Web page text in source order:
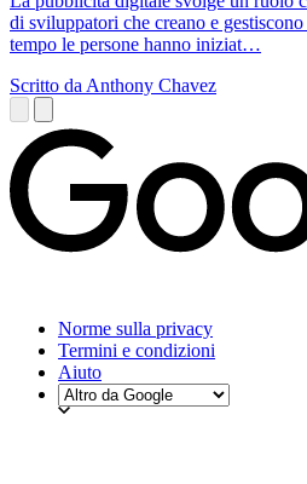
di sviluppatori che creano e
tempo le persone hanno iniziat…
Scritto da Anthony Chavez
Norme sulla privacy
Termini e condizioni
Aiuto